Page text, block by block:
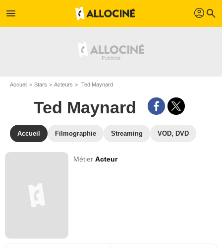
menu profil search
Accueil Stars Acteurs Ted Maynard
Ted Maynard
Accueil Filmographie Streaming VOD, DVD
MétierActeur